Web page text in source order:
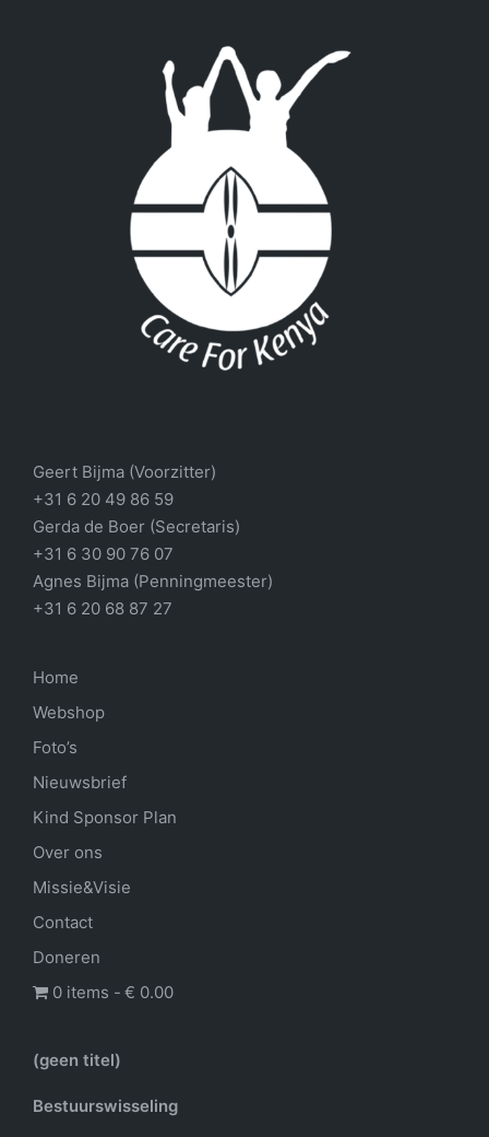
Geert Bijma (Voorzitter)
+31 6 20 49 86 59
Gerda de Boer (Secretaris)
+31 6 30 90 76 07
Agnes Bijma (Penningmeester)
+31 6 20 68 87 27
Home
Webshop
Foto’s
Nieuwsbrief
Kind Sponsor Plan
Over ons
Missie&Visie
Contact
Doneren
0 items
€ 0.00
(geen titel)
Bestuurswisseling